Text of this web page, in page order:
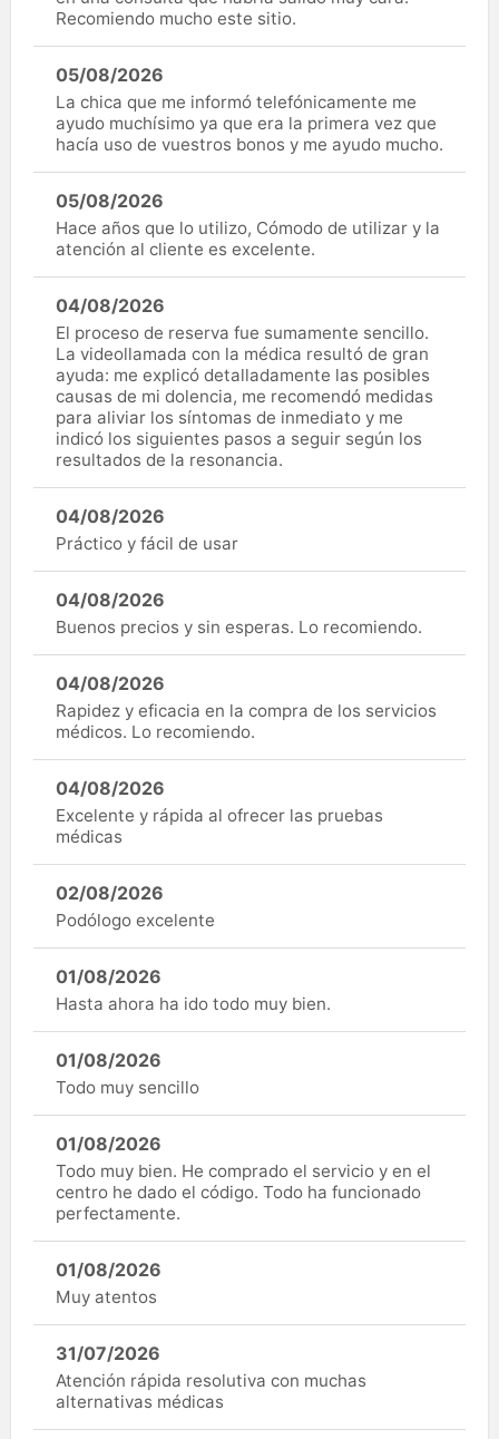
Recomiendo mucho este sitio.
05/08/2026
La chica que me informó telefónicamente me
ayudo muchísimo ya que era la primera vez que
hacía uso de vuestros bonos y me ayudo mucho.
05/08/2026
Hace años que lo utilizo, Cómodo de utilizar y la
atención al cliente es excelente.
04/08/2026
El proceso de reserva fue sumamente sencillo.
La videollamada con la médica resultó de gran
ayuda: me explicó detalladamente las posibles
causas de mi dolencia, me recomendó medidas
para aliviar los síntomas de inmediato y me
indicó los siguientes pasos a seguir según los
resultados de la resonancia.
04/08/2026
Práctico y fácil de usar
04/08/2026
Buenos precios y sin esperas. Lo recomiendo.
04/08/2026
Rapidez y eficacia en la compra de los servicios
médicos. Lo recomiendo.
04/08/2026
Excelente y rápida al ofrecer las pruebas
médicas
02/08/2026
Podólogo excelente
01/08/2026
Hasta ahora ha ido todo muy bien.
01/08/2026
Todo muy sencillo
01/08/2026
Todo muy bien. He comprado el servicio y en el
centro he dado el código. Todo ha funcionado
perfectamente.
01/08/2026
Muy atentos
31/07/2026
Atención rápida resolutiva con muchas
alternativas médicas